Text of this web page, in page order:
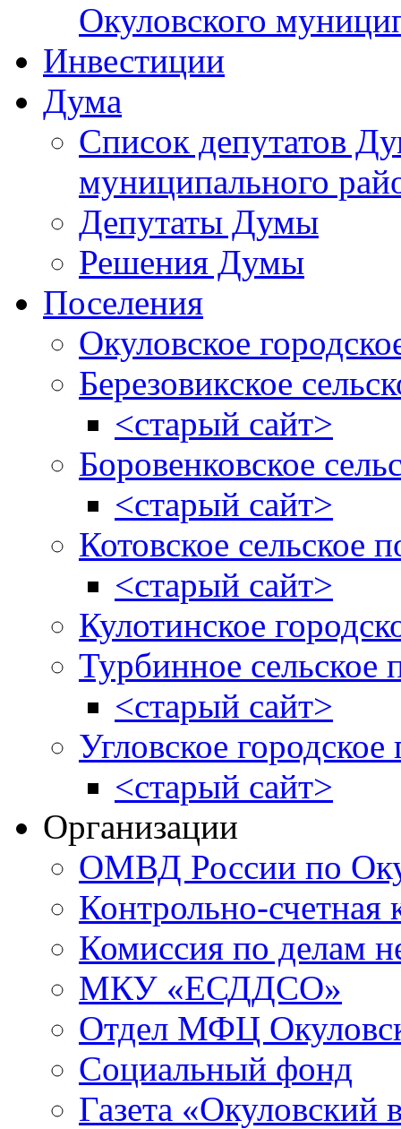
Окуловского
Инвестиции
Дума
Список депутатов
муниципального
Депутаты Думы
Решения Думы
Поселения
Окуловское
Березовикское
<старый сайт>
Боровенковское
<старый сайт>
Котовское сельское
<старый сайт>
Кулотинское
Турбинное сельское
<старый сайт>
Угловское городское
<старый сайт>
Организации
ОМВД России по
Контрольно-счетная
Комиссия по делам
МКУ «ЕСДДСО»
Отдел МФЦ
Социальный фонд
Газета «Окуловский